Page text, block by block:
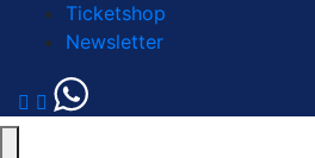
Ticketshop
Newsletter